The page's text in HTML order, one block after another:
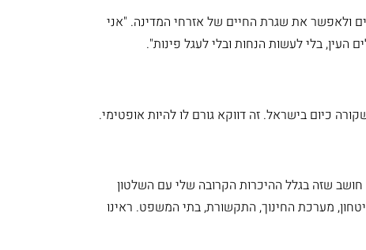
ולאפשר את שגרת החיים של אזרחי המדינה. "אני
בלי לעשות הנחות ובלי לעגל פינות".
כיום בישראל. זה דווקא גורם לו להיות אופטימי.
שזה בגלל ההיכרות הקרובה שלי עם השלטון
מערכת החינוך, התקשורת, בתי המשפט. ראינו